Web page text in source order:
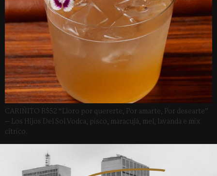
CARIÑITO R$52 “Lloro por quererte, Por amarte, Por desearte”
– Los Hijos Del Sol Vodca, pisco, maracujá, mel, lavanda e mix
cítrico.